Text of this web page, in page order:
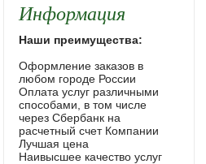
Информация
Наши преимущества:
Оформление заказов в
любом городе России
Оплата услуг различными
способами, в том числе
через Сбербанк на
расчетный счет Компании
Лучшая цена
Наивысшее качество услуг